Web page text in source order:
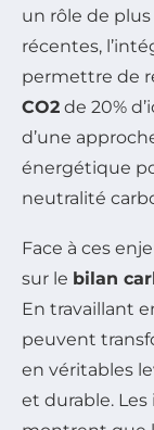
un rôle de
récentes,
permettre de
CO2 de 20%
d’une
énergétique
neutralité
Face à ces
sur le bilan
En travaillant
peuvent
en véritables
et durable.